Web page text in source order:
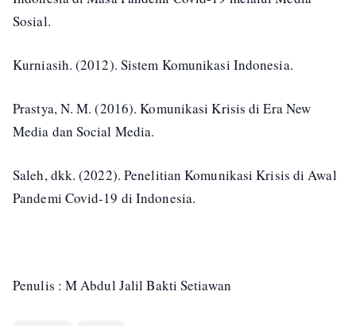
Sosial.
Kurniasih. (2012). Sistem Komunikasi Indonesia.
Prastya, N. M. (2016). Komunikasi Krisis di Era New
Media dan Social Media.
Saleh, dkk. (2022). Penelitian Komunikasi Krisis di Awal
Pandemi Covid-19 di Indonesia.
Penulis : M Abdul Jalil Bakti Setiawan